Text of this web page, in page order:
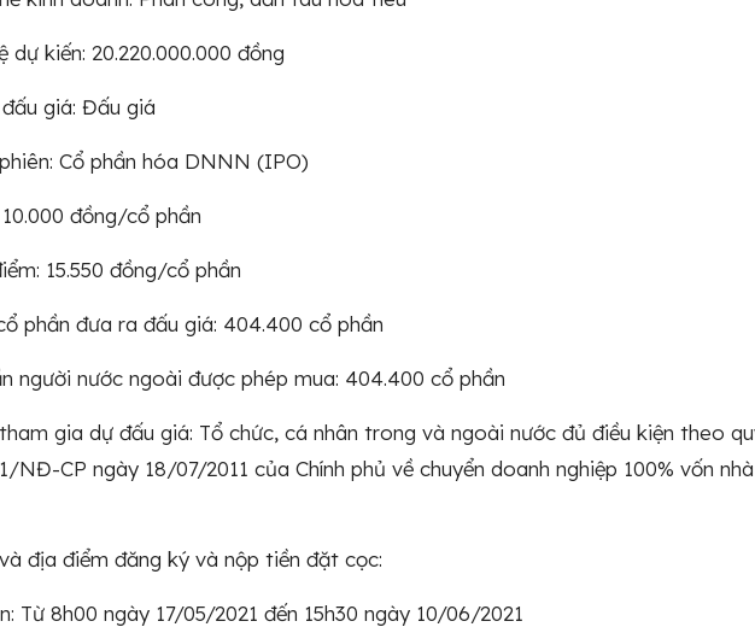
dự kiến: 20.220.000.000 đồng
giá: Đấu giá
Cổ phần hóa DNNN (IPO)
đồng/cổ phần
15.550 đồng/cổ phần
phần đưa ra đấu giá: 404.400 cổ phần
người nước ngoài được phép mua: 404.400 cổ phần
gia dự đấu giá: Tổ chức, cá nhân trong và ngoài nước đủ điều kiện theo
NĐ-CP ngày 18/07/2011 của Chính phủ về chuyển doanh nghiệp 100% vốn
địa điểm đăng ký và nộp tiền đặt cọc:
Từ 8h00 ngày 17/05/2021 đến 15h30 ngày 10/06/2021